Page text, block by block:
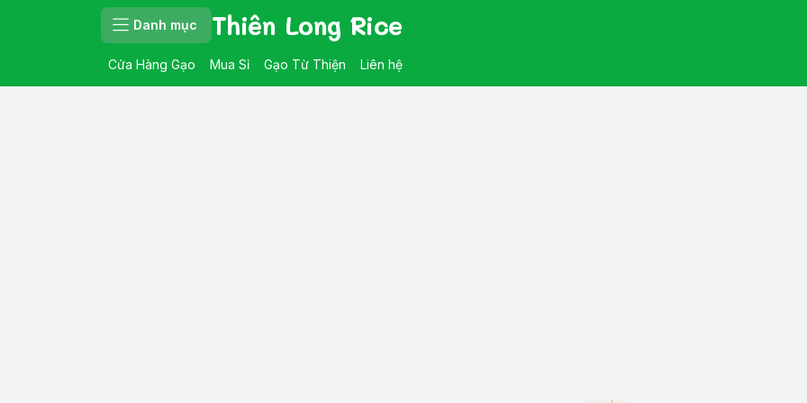
Danh mục Thiên Long Rice
Cửa Hàng Gạo Mua Sỉ Gạo Từ Thiện Liên hệ